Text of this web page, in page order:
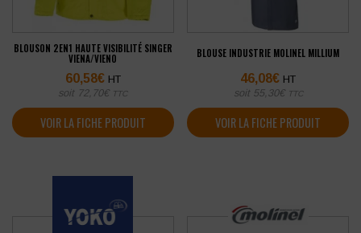
BLOUSON 2EN1 HAUTE VISIBILITÉ SINGER
VIENA/VIENO
60,58€ HT
soit 72,70€ TTC
VOIR LA FICHE PRODUIT
BLOUSE INDUSTRIE MOLINEL MILLIUM
46,08€ HT
soit 55,30€ TTC
VOIR LA FICHE PRODUIT